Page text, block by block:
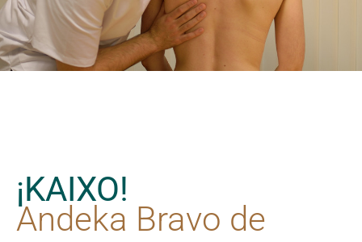
¡KAIXO!
Andeka Bravo de